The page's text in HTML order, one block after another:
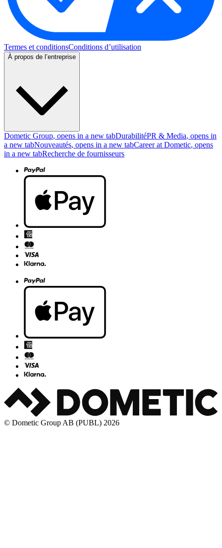
Termes et conditionsConditions d’utilisation
À propos de l’entreprise
Dometic Group, opens in a new tabDurabilitéPR & Media, opens in
a new tabNouveautés, opens in a new tabCareer at Dometic, opens
in a new tabRecherche de fournisseurs
© Dometic Group AB (PUBL) 2026